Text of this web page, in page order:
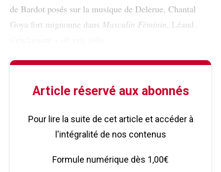
de Bardot posés sur la musique de Delerue, Chantal
Goya fort mignonne dans Masculin Féminin , Léaud
Article réservé aux abonnés
Pour lire la suite de cet article et accéder à
l'intégralité de nos contenus
Formule numérique dès 1,00€